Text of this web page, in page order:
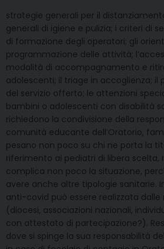
strategie generali per il
generali di igiene e pulizia; i criteri di
di formazione degli operatori; gli
programmazione delle attività;
modalità di accompagnamento e
adolescenti; il triage in accoglienza; il
del servizio offerto; le attenzioni
bambini o adolescenti con disabilità
richiedono la condivisione della
comunità educante dell’Oratorio,
pesano non poco su chi ne porta la
riferimento ai pediatri di libera scelta,
complica non poco la situazione,
avere anche altre tipologie sanitarie.
anti-covid può essere realizzata
(diocesi, associazioni nazionali,
con attestato di partecipazione?).
dove si spinge la sua responsabilità